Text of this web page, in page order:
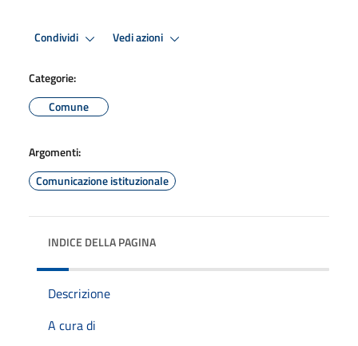
Condividi Vedi azioni
Categorie:
Comune
Argomenti:
Comunicazione istituzionale
INDICE DELLA PAGINA
Descrizione
A cura di